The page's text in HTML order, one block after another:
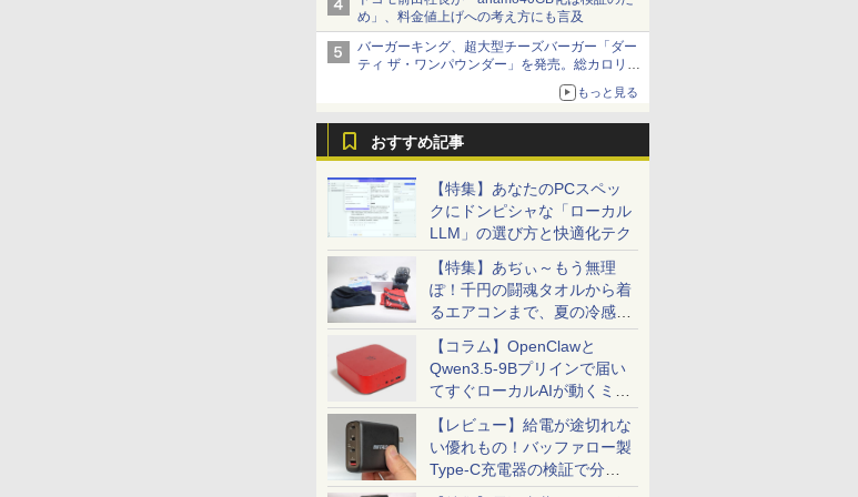
め」、料金値上げへの考え方にも言及
バーガーキング、超大型チーズバーガー「ダー
ティ ザ・ワンパウンダー」を発売。総カロリー
もっと見る
おすすめ記事
【特集】あなたのPCスペッ
クにドンピシャな「ローカル
LLM」の選び方と快適化テク
【特集】あぢぃ～もう無理
ぽ！千円の闘魂タオルから着
るエアコンまで、夏の冷感グ
ッズ一挙紹介
【コラム】OpenClawと
Qwen3.5-9Bプリインで届い
てすぐローカルAIが動くミニ
PC「SER9 Pro」
【レビュー】給電が途切れな
い優れもの！バッファロー製
Type-C充電器の検証で分か
ったこと